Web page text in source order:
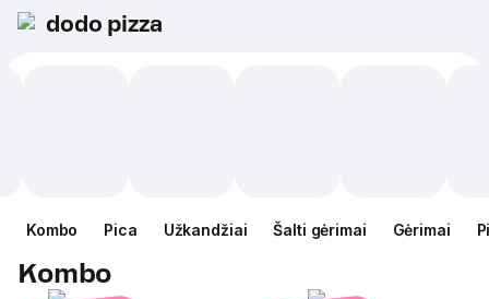
dodo pizza
Kombo Pica Užkandžiai Šalti gėrimai Gėrimai
Kombo